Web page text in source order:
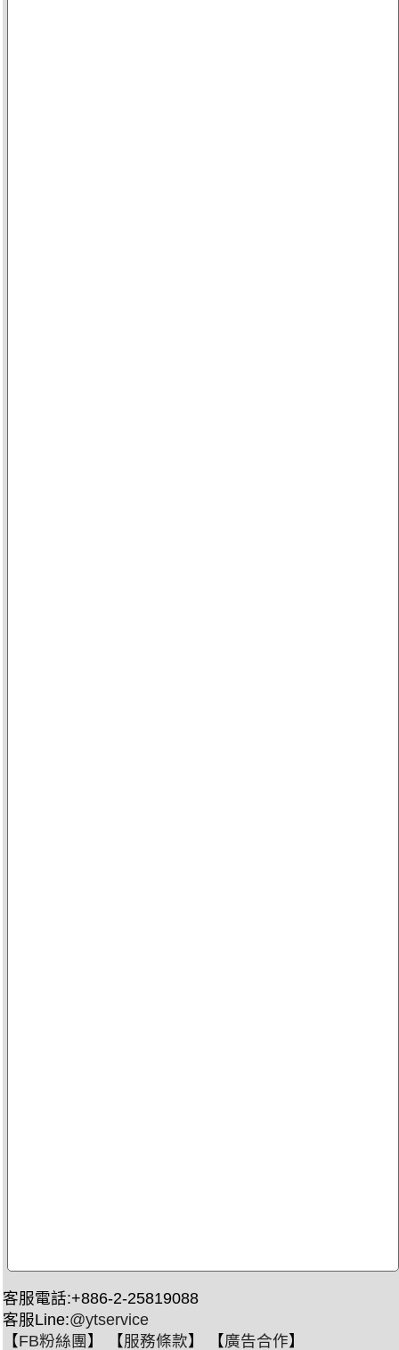
客服電話:+886-2-25819088
客服Line:@ytservice
【FB粉絲團 】 【服務條款】 【廣告合作】